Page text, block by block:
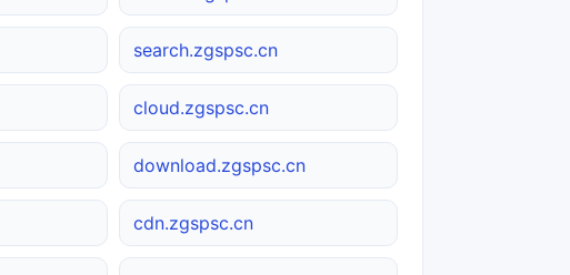
search.zgspsc.cn
cloud.zgspsc.cn
download.zgspsc.cn
cdn.zgspsc.cn